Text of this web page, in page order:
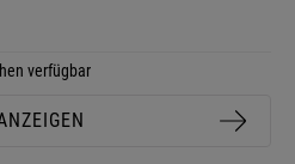
verfügbar